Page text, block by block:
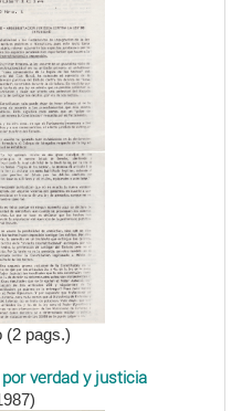
(2 pags.)
verdad y justicia